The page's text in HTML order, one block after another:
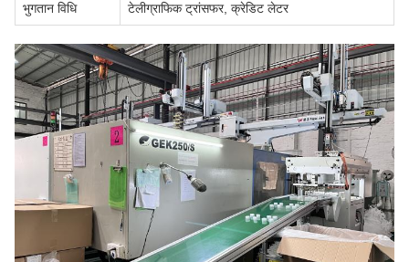
भुगतान विधि टेलीग्राफिक ट्रांसफर, क्रेडिट लेटर